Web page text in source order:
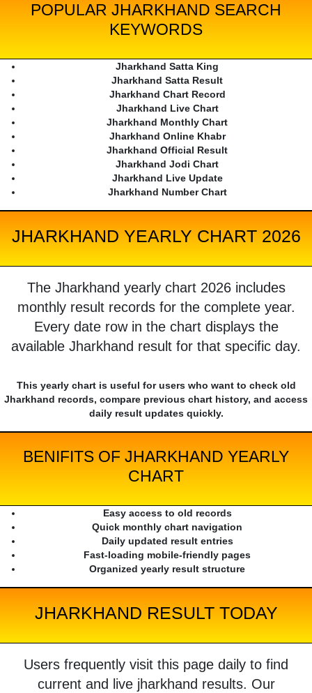
POPULAR JHARKHAND SEARCH
KEYWORDS
Jharkhand Satta King
Jharkhand Satta Result
Jharkhand Chart Record
Jharkhand Live Chart
Jharkhand Monthly Chart
Jharkhand Online Khabr
Jharkhand Official Result
Jharkhand Jodi Chart
Jharkhand Live Update
Jharkhand Number Chart
JHARKHAND YEARLY CHART 2026
The Jharkhand yearly chart 2026 includes
monthly result records for the complete year.
Every date row in the chart displays the
available Jharkhand result for that specific day.
This yearly chart is useful for users who want to check old
Jharkhand records, compare previous chart history, and access
daily result updates quickly.
BENIFITS OF JHARKHAND YEARLY
CHART
Easy access to old records
Quick monthly chart navigation
Daily updated result entries
Fast-loading mobile-friendly pages
Organized yearly result structure
JHARKHAND RESULT TODAY
Users frequently visit this page daily to find
current and live jharkhand results. Our